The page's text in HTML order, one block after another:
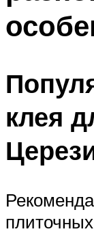
клея